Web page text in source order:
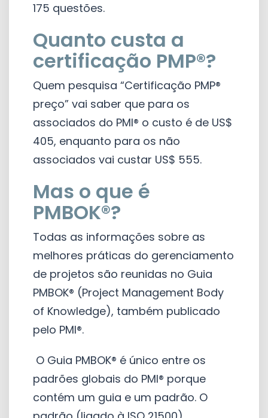
175 questões.
Quanto custa a
certificação PMP®?
Quem pesquisa “Certificação PMP®
preço” vai saber que para os
associados do PMI® o custo é de US$
405, enquanto para os não
associados vai custar US$ 555.
Mas o que é
PMBOK®?
Todas as informações sobre as
melhores práticas do gerenciamento
de projetos são reunidas no Guia
PMBOK® (Project Management Body
of Knowledge), também publicado
pelo PMI®.
O Guia PMBOK® é único entre os
padrões globais do PMI® porque
contém um guia e um padrão. O